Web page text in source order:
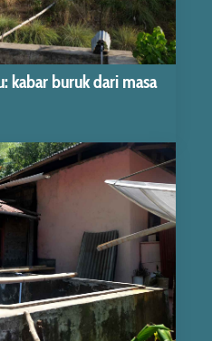
kabar buruk dari masa